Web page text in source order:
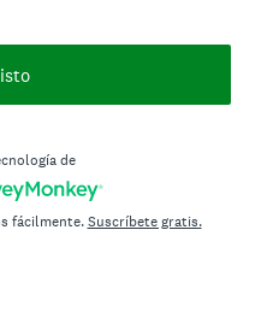
de
fácilmente.Suscríbete gratis.